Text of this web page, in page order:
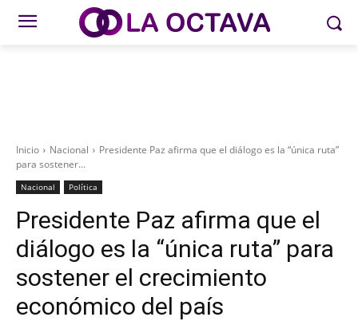
Inicio Nacional
Presidente Paz afirma que el diálogo es la “única ruta”
para sostener...
Nacional Política
Presidente Paz afirma que el
diálogo es la “única ruta” para
sostener el crecimiento
económico del país